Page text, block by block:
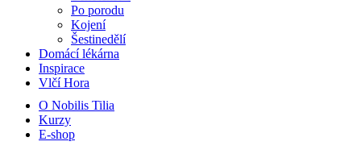
Po porodu
Kojení
Šestinedělí
Domácí lékárna
Inspirace
Vlčí Hora
O Nobilis Tilia
Kurzy
E-shop